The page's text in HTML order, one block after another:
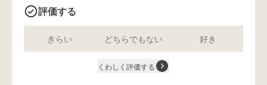
評価する
きらい どちらでもない 好き
くわしく評価する